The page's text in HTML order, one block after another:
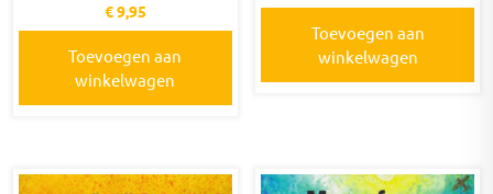
€9,95
Toevoegen aan
winkelwagen
Toevoegen aan
winkelwagen